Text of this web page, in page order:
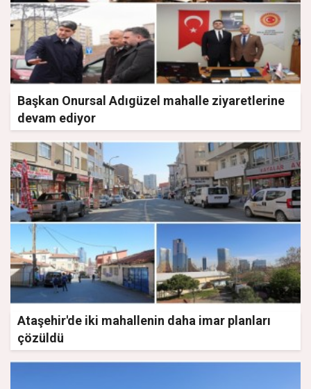
Başkan Onursal Adıgüzel mahalle ziyaretlerine
devam ediyor
Ataşehir'de iki mahallenin daha imar planları
çözüldü